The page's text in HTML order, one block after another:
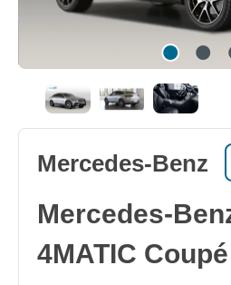
Mercedes-Benz
Mercedes-
4MATIC Coupé